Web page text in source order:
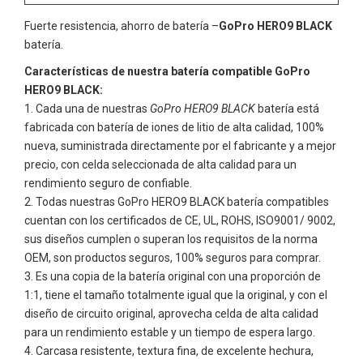
Fuerte resistencia, ahorro de batería –GoPro HERO9 BLACK
batería.
Características de nuestra batería compatible GoPro
HERO9 BLACK:
Cada una de nuestras GoPro HERO9 BLACK batería está
fabricada con batería de iones de litio de alta calidad, 100%
nueva, suministrada directamente por el fabricante y a mejor
precio, con celda seleccionada de alta calidad para un
rendimiento seguro de confiable.
Todas nuestras GoPro HERO9 BLACK batería compatibles
cuentan con los certificados de CE, UL, ROHS, ISO9001/ 9002,
sus diseños cumplen o superan los requisitos de la norma
OEM, son productos seguros, 100% seguros para comprar.
Es una copia de la batería original con una proporción de
1:1, tiene el tamaño totalmente igual que la original, y con el
diseño de circuito original, aprovecha celda de alta calidad
para un rendimiento estable y un tiempo de espera largo.
Carcasa resistente, textura fina, de excelente hechura,